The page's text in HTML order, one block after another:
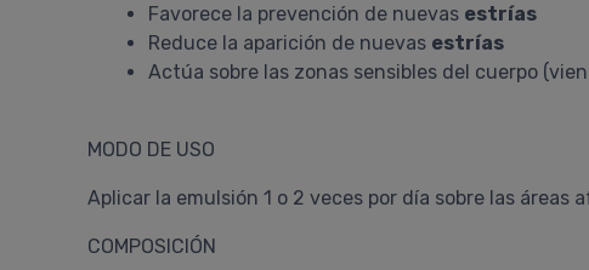
Favorece la prevención de nuevas estrías
Reduce la aparición de nuevas estrías
Actúa sobre las zonas sensibles del cuerpo
MODO DE USO
Aplicar la emulsión 1 o 2 veces por día sobre las
COMPOSICIÓN